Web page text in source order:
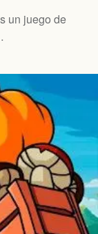
un juego de